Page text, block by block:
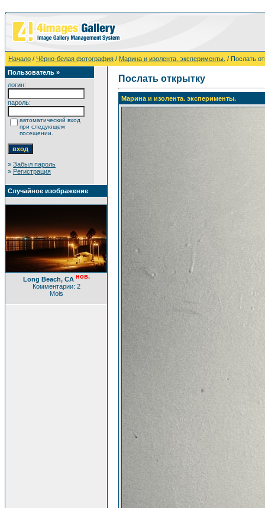
Начало / Чёрно-белая фотография / Марина и изолента. эксперименты. / Послать
Пользователь »
логин:
пароль:
автоматический вход
при следующем
посещении.
» Забыл пароль
» Регистрация
Случайное изображение
Long Beach, CA нов.
Комментарии: 2
Mois
Послать открытку
Марина и изолента. эксперименты.